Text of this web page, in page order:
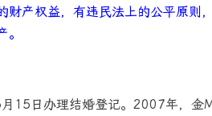
财产权益，有违民法上的公平原则
15日办理结婚登记。2007年，金